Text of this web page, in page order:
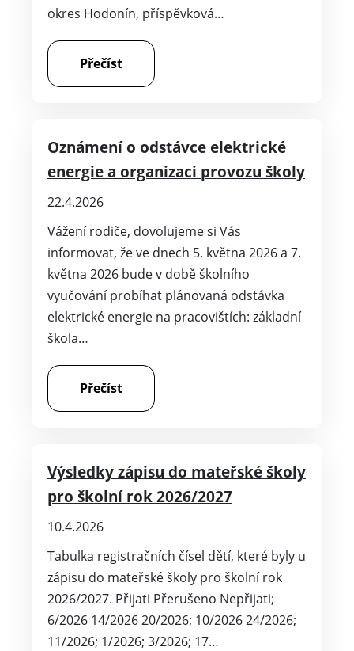
okres Hodonín, příspěvková…
Přečíst
Oznámení o odstávce elektrické
energie a organizaci provozu školy
22.4.2026
Vážení rodiče, dovolujeme si Vás
informovat, že ve dnech 5. května 2026 a 7.
května 2026 bude v době školního
vyučování probíhat plánovaná odstávka
elektrické energie na pracovištích: základní
škola…
Přečíst
Výsledky zápisu do mateřské školy
pro školní rok 2026/2027
10.4.2026
Tabulka registračních čísel dětí, které byly u
zápisu do mateřské školy pro školní rok
2026/2027. Přijati Přerušeno Nepřijati;
6/2026 14/2026 20/2026; 10/2026 24/2026;
11/2026; 1/2026; 3/2026; 17…